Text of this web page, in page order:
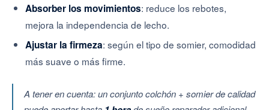
Absorber los movimientos: reduce los rebotes,
mejora la independencia de lecho.
Ajustar la firmeza: según el tipo de somier, comodidad
más suave o más firme.
A tener en cuenta: un conjunto colchón + somier de calidad